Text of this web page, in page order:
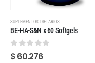
SUPLEMENTOS DIETARIOS
BE-HA-S&N x 60 Softgels
0 out of 5
$60.276